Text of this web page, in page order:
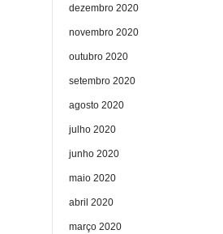
dezembro 2020
novembro 2020
outubro 2020
setembro 2020
agosto 2020
julho 2020
junho 2020
maio 2020
abril 2020
março 2020